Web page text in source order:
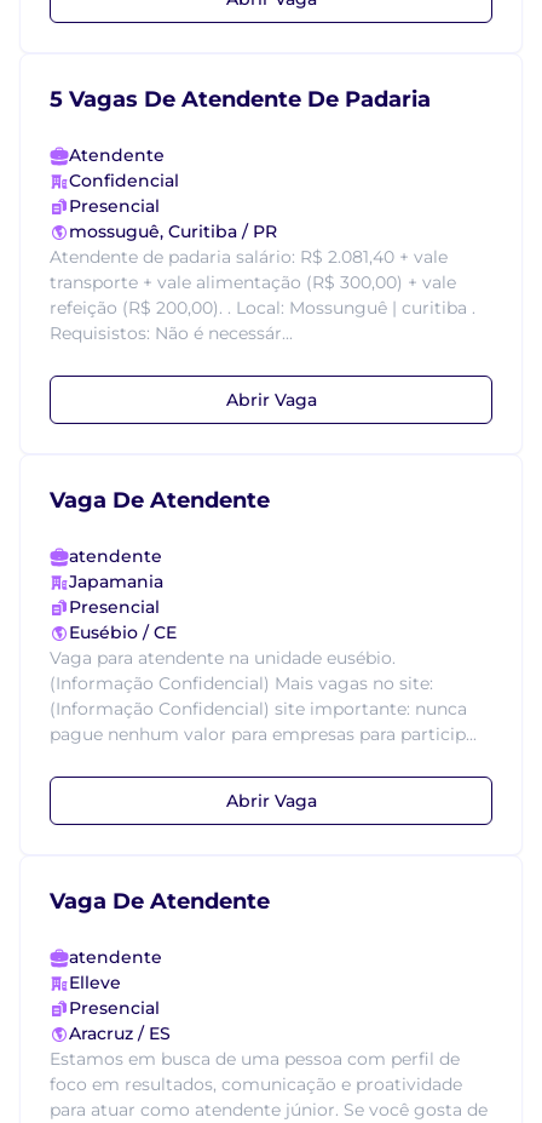
5 Vagas De Atendente De Padaria
Atendente
Confidencial
Presencial
mossuguê, Curitiba / PR
Atendente de padaria salário: R$ 2.081,40 + vale
transporte + vale alimentação (R$ 300,00) + vale
refeição (R$ 200,00). . Local: Mossunguê | curitiba .
Requisistos: Não é necessár...
Abrir Vaga
Vaga De Atendente
atendente
Japamania
Presencial
Eusébio / CE
Vaga para atendente na unidade eusébio.
(Informação Confidencial) Mais vagas no site:
(Informação Confidencial) site importante: nunca
pague nenhum valor para empresas para particip...
Abrir Vaga
Vaga De Atendente
atendente
Elleve
Presencial
Aracruz / ES
Estamos em busca de uma pessoa com perfil de
foco em resultados, comunicação e proatividade
para atuar como atendente júnior. Se você gosta de